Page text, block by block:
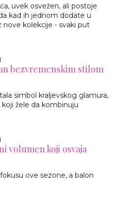
uvek osvežen, ali postoje
kad ih jednom dodate u
nove kolekcije - svaki put
bezvremenskim stilom
simbol kraljevskog glamura,
koji žele da kombinuju
volumen koji osvaja
ove sezone, a balon